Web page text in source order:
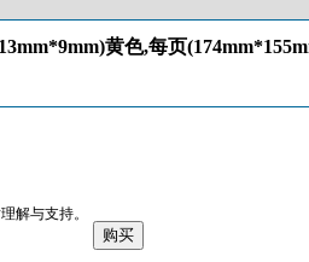
黄色,每页
解与支持。